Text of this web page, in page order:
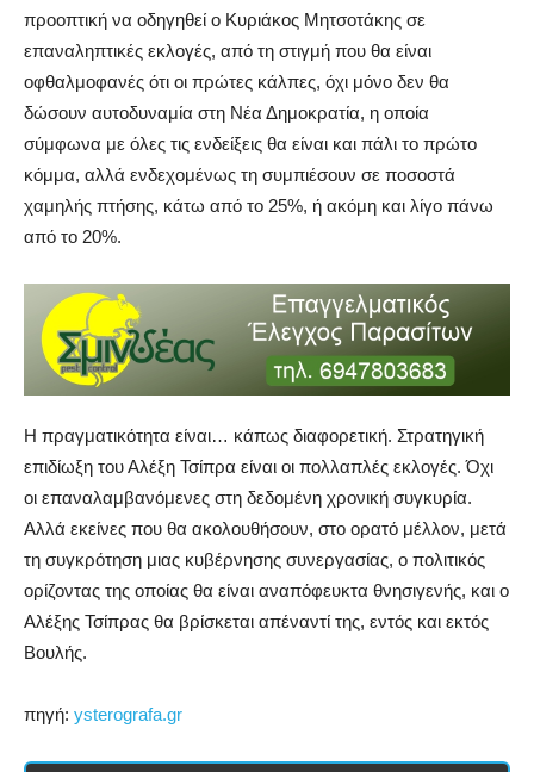
προοπτική να οδηγηθεί ο Κυριάκος Μητσοτάκης σε
επαναληπτικές εκλογές, από τη στιγμή που θα είναι
οφθαλμοφανές ότι οι πρώτες κάλπες, όχι μόνο δεν θα
δώσουν αυτοδυναμία στη Νέα Δημοκρατία, η οποία
σύμφωνα με όλες τις ενδείξεις θα είναι και πάλι το πρώτο
κόμμα, αλλά ενδεχομένως τη συμπιέσουν σε ποσοστά
χαμηλής πτήσης, κάτω από το 25%, ή ακόμη και λίγο πάνω
από το 20%.
Η πραγματικότητα είναι… κάπως διαφορετική. Στρατηγική
επιδίωξη του Αλέξη Τσίπρα είναι οι πολλαπλές εκλογές. Όχι
οι επαναλαμβανόμενες στη δεδομένη χρονική συγκυρία.
Αλλά εκείνες που θα ακολουθήσουν, στο ορατό μέλλον, μετά
τη συγκρότηση μιας κυβέρνησης συνεργασίας, ο πολιτικός
ορίζοντας της οποίας θα είναι αναπόφευκτα θνησιγενής, και ο
Αλέξης Τσίπρας θα βρίσκεται απέναντί της, εντός και εκτός
Βουλής.
πηγή: ysterografa.gr